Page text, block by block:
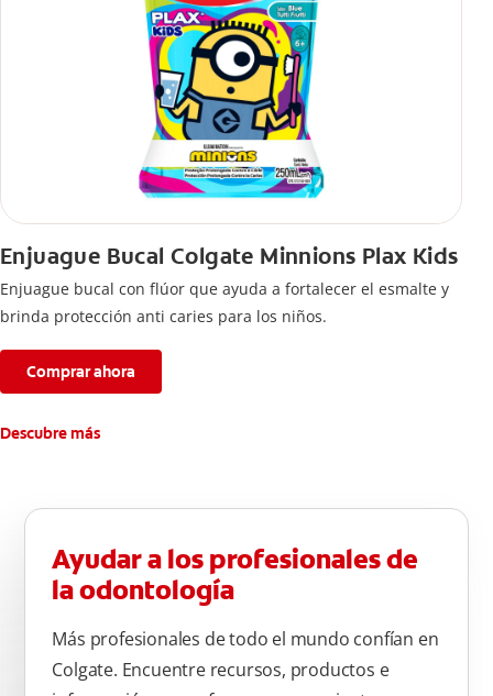
Enjuague Bucal Colgate Minnions Plax Kids
Enjuague bucal con flúor que ayuda a fortalecer el esmalte y
brinda protección anti caries para los niños.
Comprar ahora
Descubre más
Ayudar a los profesionales de
la odontología
Más profesionales de todo el mundo confían en
Colgate. Encuentre recursos, productos e